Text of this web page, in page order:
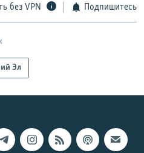
без VPN Подпишитесь
Эл